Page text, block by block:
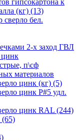
гипсокартона к
(кг) (13)
сверло бел.
2-х заход ГВЛ
цинк
п\сф
материалов
цинк (кг) (5)
цинк P#5 удл.
цинк RAL (244)
(65)